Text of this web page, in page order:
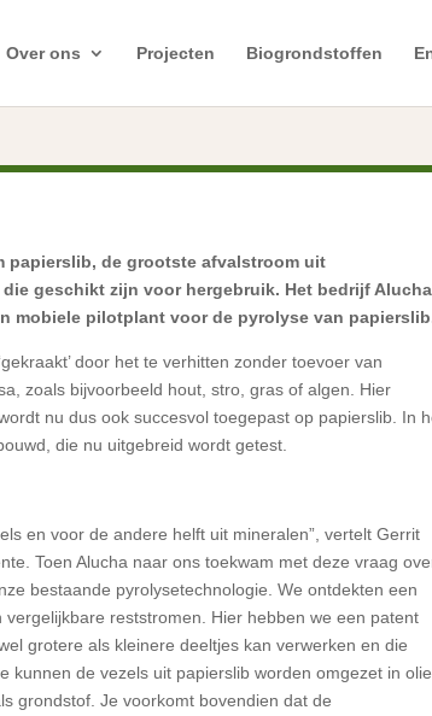
Over ons Projecten Biogrondstoffen
papierslib, de grootste afvalstroom uit
geschikt zijn voor hergebruik. Het bedrijf Alucha
mobiele pilotplant voor de pyrolyse van
door het te verhitten zonder toevoer van
zoals bijvoorbeeld hout, stro, gras of algen. Hier
nu dus ook succesvol toegepast op papierslib. In
die nu uitgebreid wordt getest.
en voor de andere helft uit mineralen”, vertelt Gerrit
Toen Alucha naar ons toekwam met deze vraag
bestaande pyrolysetechnologie. We ontdekten een
reststromen. Hier hebben we een patent
grotere als kleinere deeltjes kan verwerken en die
kunnen de vezels uit papierslib worden omgezet in olie
grondstof. Je voorkomt bovendien dat de